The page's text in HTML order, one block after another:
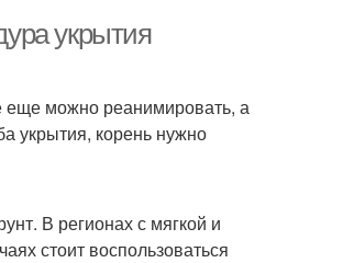
укрытия
еще можно реанимировать, а
укрытия, корень нужно
В регионах с мягкой и
стоит воспользоваться